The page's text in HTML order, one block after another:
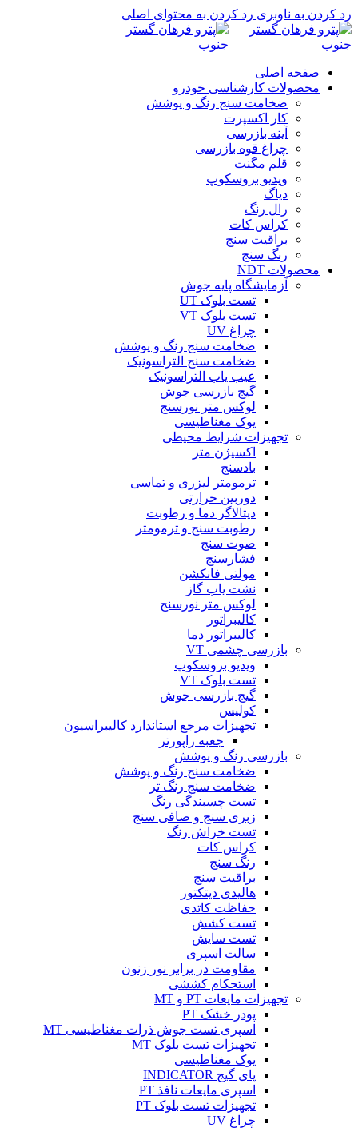
رد کردن به ناوبری رد کردن به محتوای اصلی
صفحه اصلی
محصولات کارشناسی خودرو
ضخامت سنج رنگ و پوشش
کار اکسپرت
آینه بازرسی
چراغ قوه بازرسی
قلم مگنت
ویدیو بروسکوپ
دیاگ
رال رنگ
کراس کات
براقیت سنج
رنگ سنج
محصولات NDT
آزمایشگاه پایه جوش
تست بلوک UT
تست بلوک VT
چراغ UV
ضخامت سنج رنگ و پوشش
ضخامت سنج التراسونیک
عیب یاب التراسونیک
گیج بازرسی جوش
لوکس متر نورسنج
یوک مغناطیسی
تجهیزات شرایط محیطی
اکسیژن متر
بادسنج
ترمومتر لیزری و تماسی
دوربین حرارتی
دیتالاگر دما و رطوبت
رطوبت سنج و ترمومتر
صوت سنج
فشارسنج
مولتی فانکشن
نشت یاب گاز
لوکس متر نورسنج
کالیبراتور
کالیبراتور دما
بازرسی چشمی VT
ویدیو بروسکوپ
تست بلوک VT
گیج بازرسی جوش
کولیس
تجهیزات مرجع استاندارد کالیبراسیون
جعبه راپورتر
بازرسی رنگ و پوشش
ضخامت سنج رنگ و پوشش
ضخامت سنج رنگ تر
تست چسبندگی رنگ
زبری سنج و صافی سنج
تست خراش رنگ
کراس کات
رنگ سنج
براقیت سنج
هالیدی دیتکتور
حفاظت کاتدی
تست کشش
تست سایش
سالت اسپری
مقاومت در برابر نور زنون
استحکام کششی
تجهیزات مایعات PT و MT
پودر خشک PT
اسپری تست جوش ذرات مغناطیسی MT
تجهیزات تست بلوک MT
یوک مغناطیسی
پای گیج INDICATOR
اسپری مایعات نافذ PT
تجهیزات تست بلوک PT
چراغ UV